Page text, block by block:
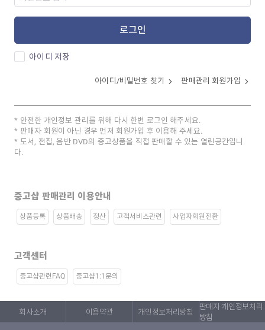
로그인
아이디 저장
아이디/비밀번호 찾기 판매관리 회원가입
안전한 개인정보 관리를 위해 다시 한번 로그인 해주세요.
판매자 회원이 아닌 경우 먼저 회원가입 후 이용해 주세요.
도서, 전집, 음반 DVD의 중고상품을 직접 판매할 수 있는 열린공간입니
다.
중고샵 판매관리 이용안내
상품등록 상품배송 정산 고객서비스관련 사업자회원전환
고객센터
중고샵관련FAQ 중고샵1:1문의
회사소개 이용약관 개인정보처리방침
판매자 개인정보처리
방침